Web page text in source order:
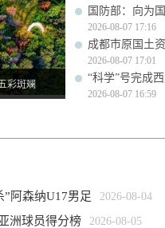
彩斑斓
国防部：向为
2026-08-07 17:16
成都市原国土
2026-08-07 17:01
“科学”号完成
2026-08-07 16:59
”阿森纳U17男足 2026-08-04
洲球员得分榜 2026-08-05